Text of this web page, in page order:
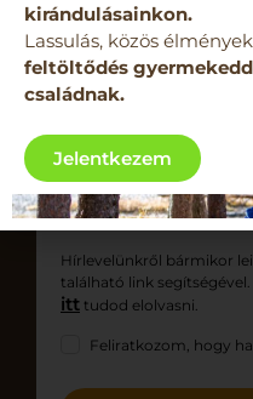
Hírlevelünkről bármikor
található link
itt tudod elolvasni.
Feliratkozom, hogy
kirándulásainkon.
Lassulás, közös
feltöltődés
családnak.
Jelentkezem